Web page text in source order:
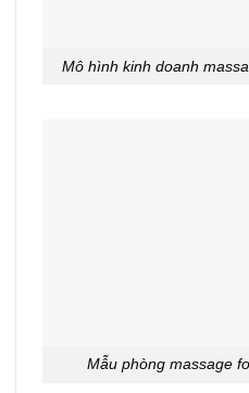
Mô hình kinh doanh
Mẫu phòng massage